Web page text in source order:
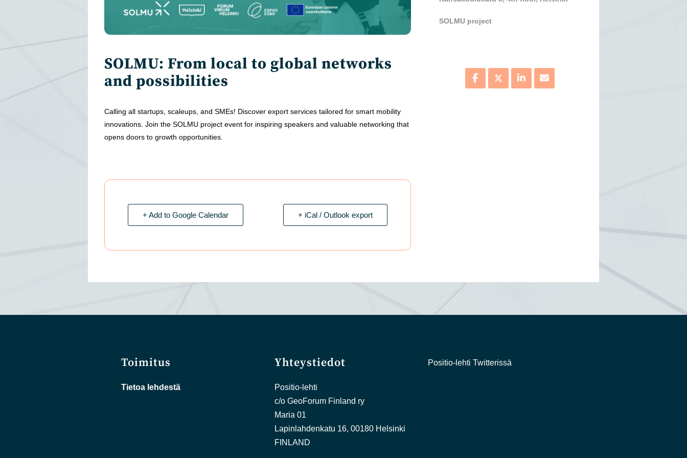
SOLMU: From local to global networks
and possibilities
Calling all startups, scaleups, and SMEs! Discover export services tailored for smart mobility
innovations. Join the SOLMU project event for inspiring speakers and valuable networking that
opens doors to growth opportunities.
+ Add to Google Calendar + iCal / Outlook export
SOLMU project
Toimitus
Tietoa lehdestä
Yhteystiedot
Positio-lehti
c/o GeoForum Finland ry
Maria 01
Lapinlahdenkatu 16, 00180 Helsinki
FINLAND
Positio-lehti Twitterissä